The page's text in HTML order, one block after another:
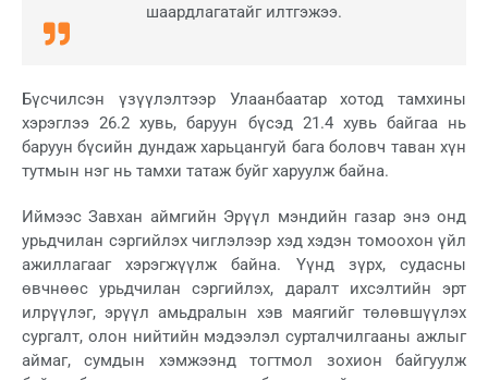
шаардлагатайг илтгэжээ.
Бүсчилсэн үзүүлэлтээр Улаанбаатар хотод тамхины
хэрэглээ 26.2 хувь, баруун бүсэд 21.4 хувь байгаа нь
баруун бүсийн дундаж харьцангуй бага боловч таван хүн
тутмын нэг нь тамхи татаж буйг харуулж байна.
Иймээс Завхан аймгийн Эрүүл мэндийн газар энэ онд
урьдчилан сэргийлэх чиглэлээр хэд хэдэн томоохон үйл
ажиллагааг хэрэгжүүлж байна. Үүнд зүрх, судасны
өвчнөөс урьдчилан сэргийлэх, даралт ихсэлтийн эрт
илрүүлэг, эрүүл амьдралын хэв маягийг төлөвшүүлэх
сургалт, олон нийтийн мэдээлэл сурталчилгааны ажлыг
аймаг, сумдын хэмжээнд тогтмол зохион байгуулж